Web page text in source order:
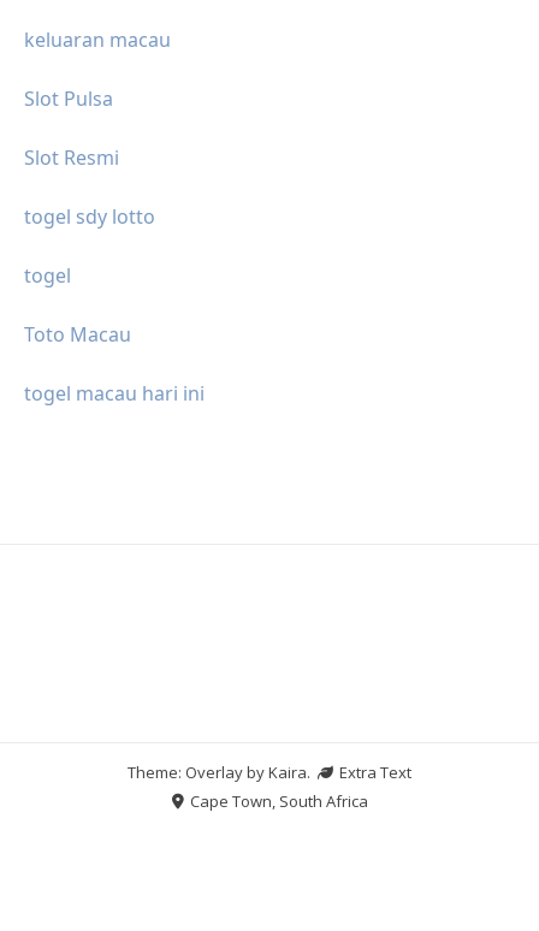
keluaran macau
Slot Pulsa
Slot Resmi
togel sdy lotto
togel
Toto Macau
togel macau hari ini
Theme: Overlay byKaira.
Extra Text
Cape Town, South Africa